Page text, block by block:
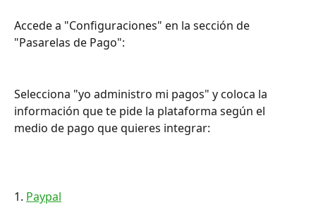
Accede a "Configuraciones" en la sección de
"Pasarelas de Pago":
Selecciona "yo administro mi pagos" y coloca la
información que te pide la plataforma según el
medio de pago que quieres integrar:
1. Paypal